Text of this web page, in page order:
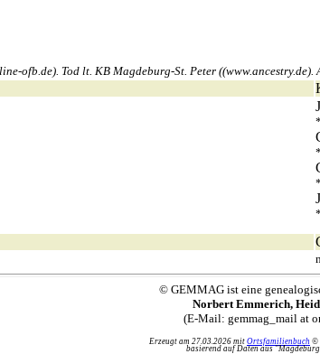
ofb.de). Tod lt. KB Magdeburg-St. Peter
© GEMMAG ist eine
Norbert Emmerich,
(E-Mail: gemmag_mail at
Erzeugt am 27.03.2026 mit Ortsfamilienbuch ©
basierend auf Daten aus